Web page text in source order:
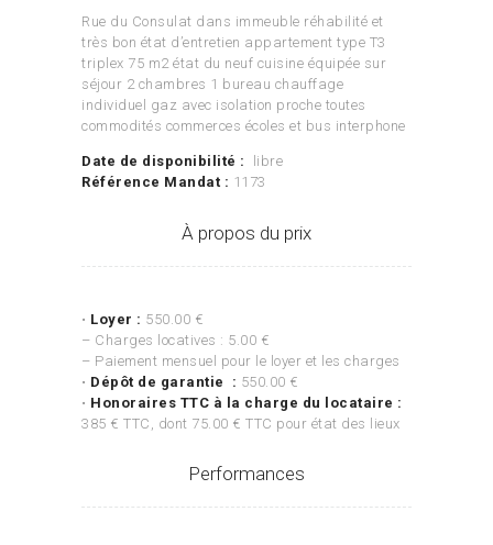
Rue du Consulat dans immeuble réhabilité et
très bon état d’entretien appartement type T3
triplex 75 m2 état du neuf cuisine équipée sur
séjour 2 chambres 1 bureau chauffage
individuel gaz avec isolation proche toutes
commodités commerces écoles et bus interphone
Date de disponibilité : libre
Référence Mandat : 1173
À propos du prix
• Loyer : 550.00 €
– Charges locatives : 5.00 €
– Paiement mensuel pour le loyer et les charges
• Dépôt de garantie : 550.00 €
• Honoraires TTC à la charge du locataire :
385 € TTC, dont 75.00 € TTC pour état des lieux
Performances